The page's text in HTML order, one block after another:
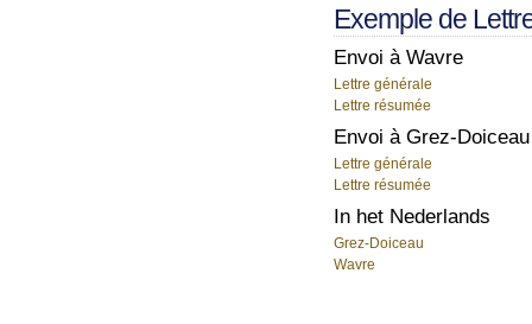
Exemple de
Envoi à Wavre
Lettre générale
Lettre résumée
Envoi à Grez-Doiceau
Lettre générale
Lettre résumée
In het Nederlands
Grez-Doiceau
Wavre